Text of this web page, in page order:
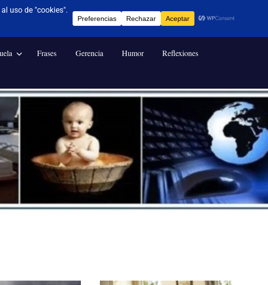
Frases Gerencia Humor Reflexiones